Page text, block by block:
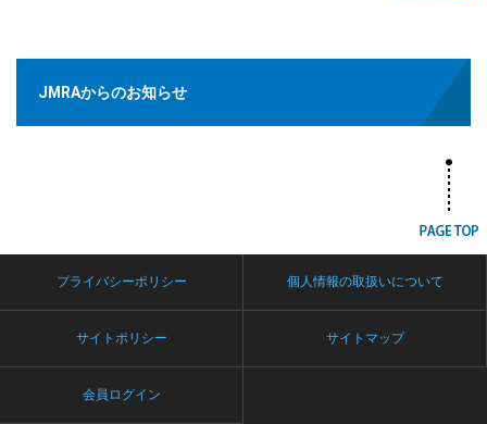
JMRAからのお知らせ
プライバシーポリシー 個人情報の取扱いについて
サイトポリシー サイトマップ
会員ログイン